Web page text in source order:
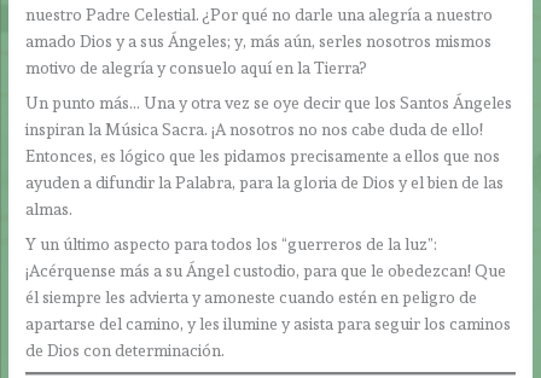
nuestro Padre Celestial. ¿Por qué no darle una alegría a nuestro
amado Dios y a sus Ángeles; y, más aún, serles nosotros mismos
motivo de alegría y consuelo aquí en la Tierra?
Un punto más… Una y otra vez se oye decir que los Santos Ángeles
inspiran la Música Sacra. ¡A nosotros no nos cabe duda de ello!
Entonces, es lógico que les pidamos precisamente a ellos que nos
ayuden a difundir la Palabra, para la gloria de Dios y el bien de las
almas.
Y un último aspecto para todos los “guerreros de la luz”:
¡Acérquense más a su Ángel custodio, para que le obedezcan! Que
él siempre les advierta y amoneste cuando estén en peligro de
apartarse del camino, y les ilumine y asista para seguir los caminos
de Dios con determinación.